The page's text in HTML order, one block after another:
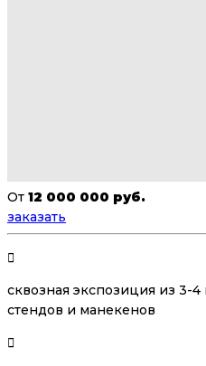
От 12 000 000 руб.
заказать
сквозная экспозиция из 3-
стендов и манекенов